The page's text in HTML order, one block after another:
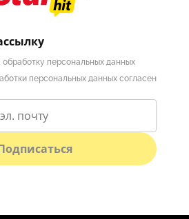
обработку персональных данных
персональных данных согласен